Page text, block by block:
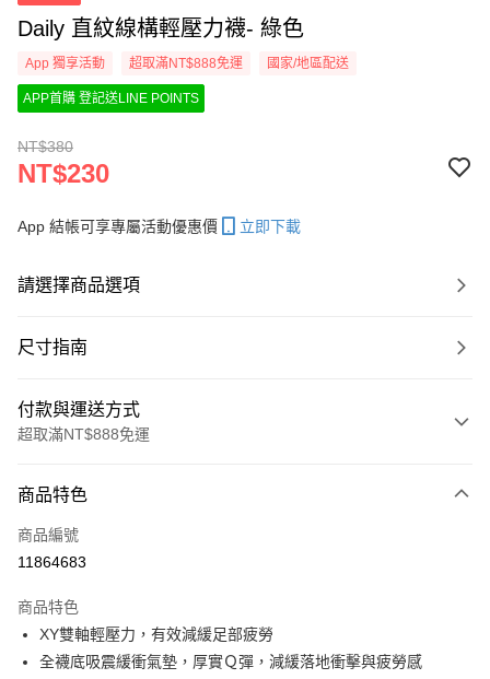
Daily 直紋線構輕壓力襪- 綠色
App 獨享活動 超取滿NT$888免運 國家/地區配送
APP首購 登記送LINE POINTS
NT$380
NT$230
App 結帳可享專屬活動優惠價 立即下載
請選擇商品選項
尺寸指南
付款與運送方式
超取滿NT$888免運
信用卡一次付款
超商取貨付款
Apple Pay
ATM付款
商品特色
商品編號
11864683
商品特色
XY雙軸輕壓力，有效減緩足部疲勞
全襪底吸震緩衝氣墊，厚實Ｑ彈，減緩落地衝擊與疲勞感